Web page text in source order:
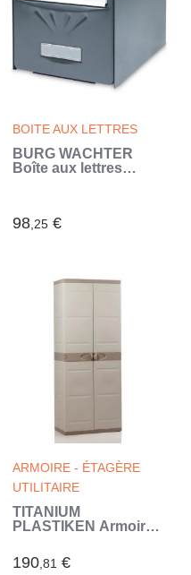
BOITE AUX LETTRES
BURG WACHTER
Boîte aux lettres
98,25 €
ARMOIRE - ÉTAGÈRE
UTILITAIRE
TITANIUM
PLASTIKEN Armoire
étageres et penderie
l70 x p44 x h176 cm
190,81 €